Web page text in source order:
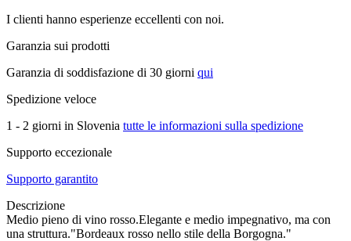
I clienti hanno esperienze eccellenti con noi.
Garanzia sui prodotti
Garanzia di soddisfazione di 30 giorni qui
Spedizione veloce
1 - 2 giorni in Slovenia tutte le informazioni sulla spedizione
Supporto eccezionale
Supporto garantito
Descrizione
Medio pieno di vino rosso.Elegante e medio impegnativo, ma con
una struttura."Bordeaux rosso nello stile della Borgogna."